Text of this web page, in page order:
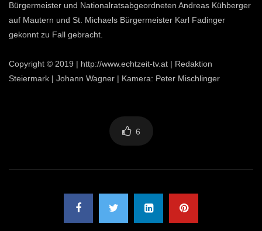
Bürgermeister und Nationalratsabgeordneten Andreas Kühberger
auf Mautern und St. Michaels Bürgermeister Karl Fadinger
gekonnt zu Fall gebracht.
Copyright © 2019 | http://www.echtzeit-tv.at | Redaktion
Steiermark | Johann Wagner | Kamera: Peter Mischlinger
6